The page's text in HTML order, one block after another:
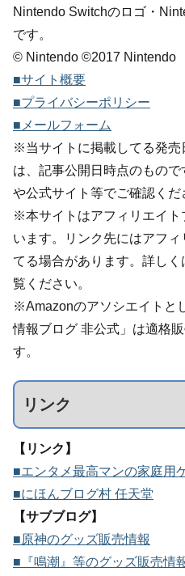
Nintendo Switchのロゴ・
です。
© Nintendo ©2017 Nintendo
■サイト概要
■プライバシーポリシー
■メールフォーム
※当サイトに掲載してる発売
は、記事公開日時点のもの
や公式サイト等でご確認くだ
※本サイトはアフィリエイト
います。リンク先にはアフ
てる場合があります。詳しく
覧ください。
※Amazonのアソシエイトと
情報ブログ 非公式」は適格
す。
リンク
【リンク】
■エンタメ最高マンの家庭用
■にほんブログ村 任天堂
【サブブログ】
■原神のグッズ販売情報
■『鳴潮』等のグッズ販売情